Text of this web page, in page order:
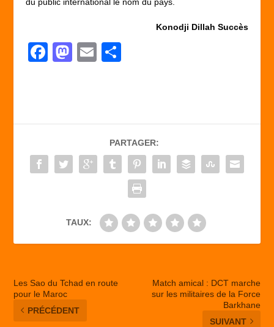
du public international le nom du pays.
Konodji Dillah Succès
F
b
o
o
M
d
o
n
E
er
PARTAGER:
TAUX:
Les Sao du Tchad en route
pour le Maroc
PRÉCÉDENT
Match amical : DCT marche
sur les militaires de la Force
Barkhane
SUIVANT